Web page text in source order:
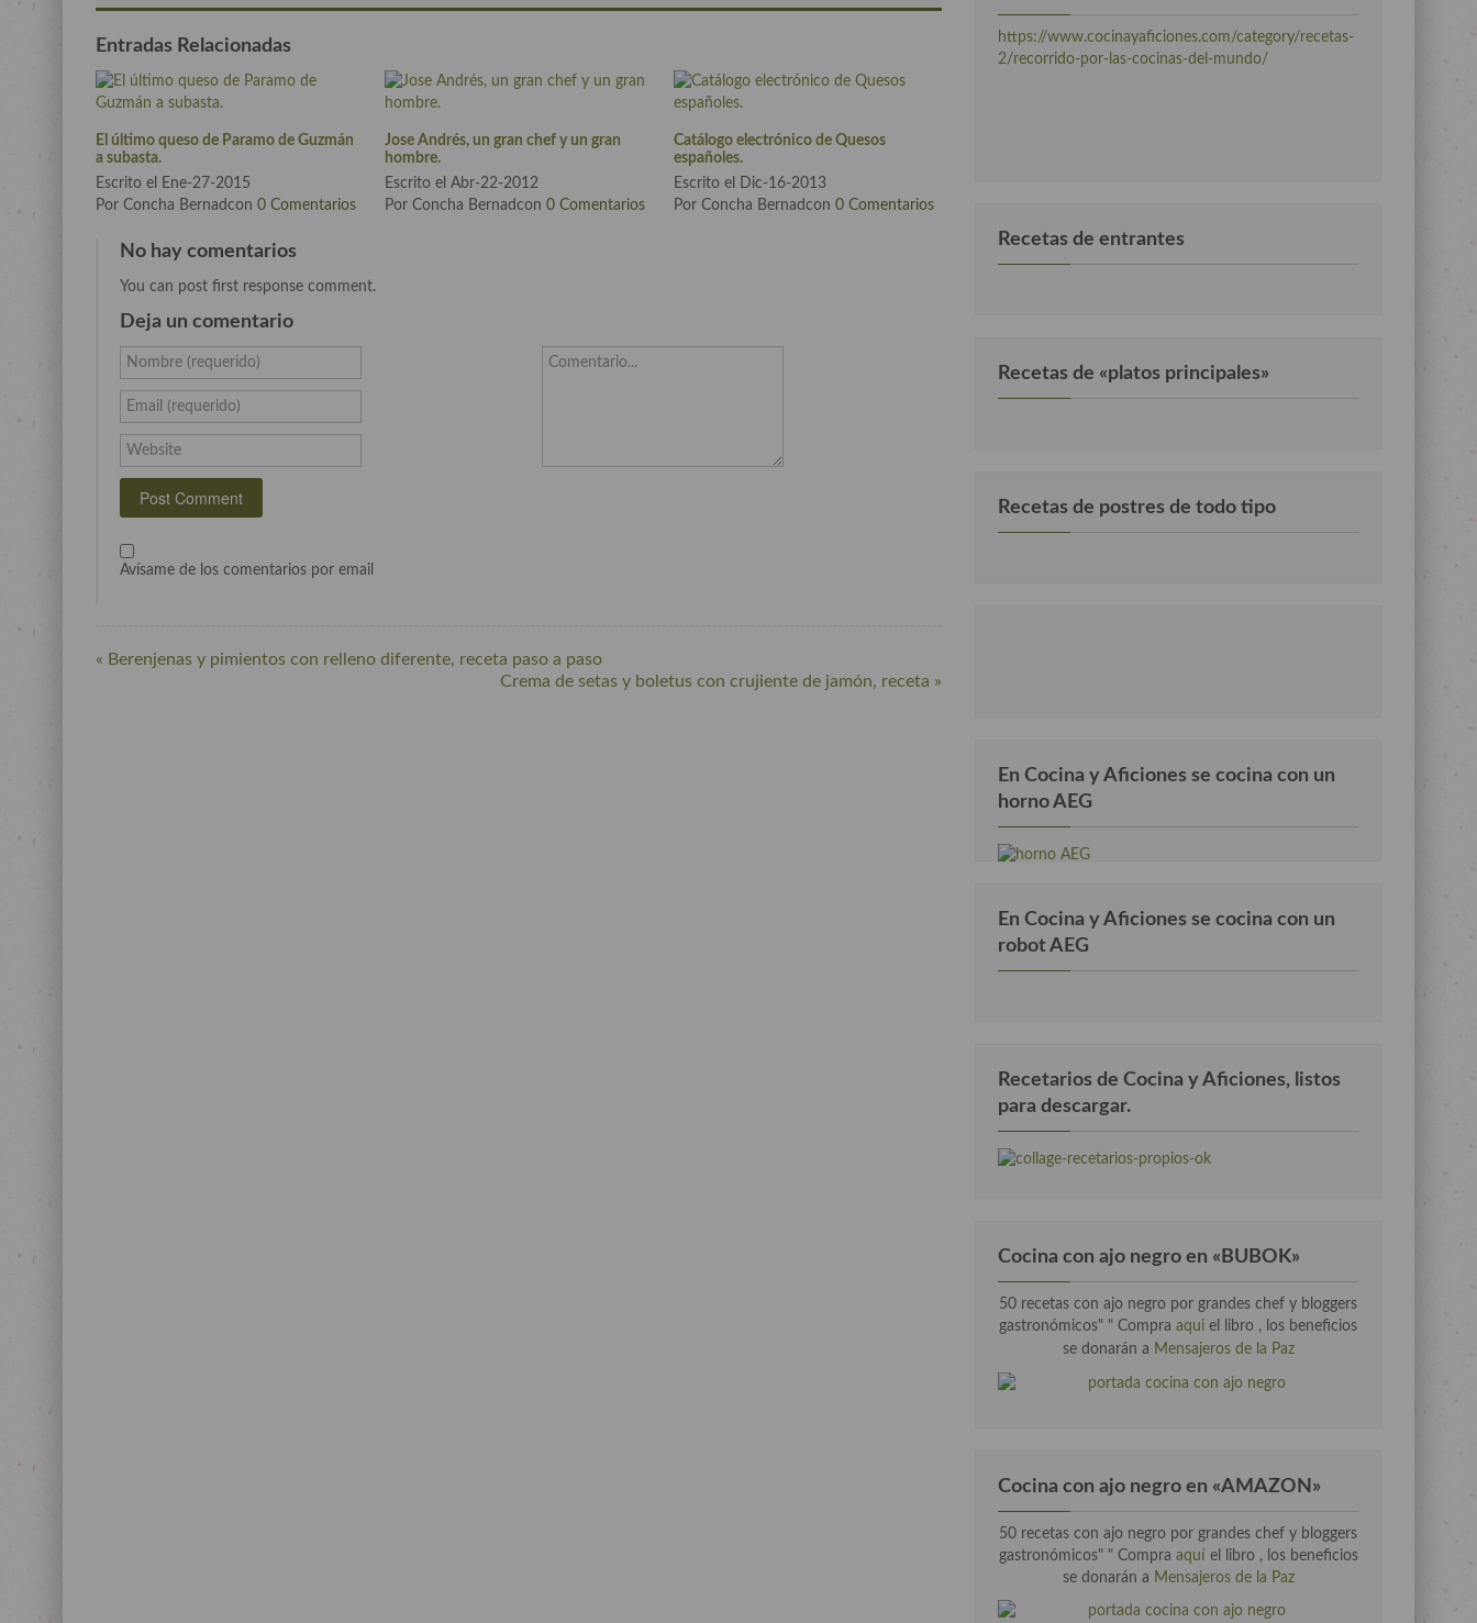
Entradas Relacionadas
El último queso de Paramo de Guzmán
a subasta.
Escrito el Ene-27-2015
Por Concha Bernadcon 0 Comentarios
Jose Andrés, un gran chef y un gran
hombre.
Escrito el Abr-22-2012
Por Concha Bernadcon0 Comentarios
Catálogo electrónico de Quesos
españoles.
Escrito el Dic-16-2013
Por Concha Bernadcon0 Comentarios
No hay comentarios
You can post first response comment.
Deja un comentario
Nombre (requerido)
Email (requerido)
Website
Comentario...
Avísame de los comentarios por email
« Berenjenas y pimientos con relleno diferente, receta paso a paso
Crema de setas y boletus con crujiente de jamón, receta »
https://www.cocinayaficiones.com/category/recetas-
2/recorrido-por-las-cocinas-del-mundo/
Recetas de entrantes
Recetas de «platos principales»
Recetas de postres de todo tipo
En Cocina y Aficiones se cocina con un
horno AEG
En Cocina y Aficiones se cocina con un
robot AEG
Recetarios de Cocina y Aficiones, listos
para descargar.
Cocina con ajo negro en «BUBOK»
50 recetas con ajo negro por grandes chef y bloggers
gastronómicos" " Compra aqui el libro , los beneficios
se donarán a Mensajeros de la Paz
Cocina con ajo negro en «AMAZON»
50 recetas con ajo negro por grandes chef y bloggers
gastronómicos" " Compra aquíel libro , los beneficios
se donarán a Mensajeros de la Paz